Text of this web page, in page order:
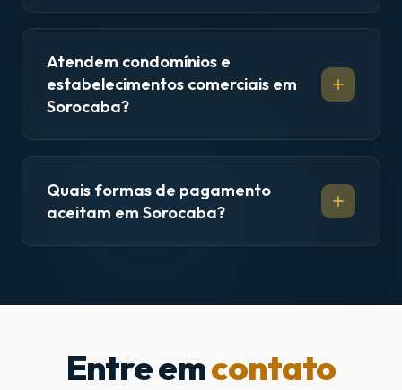
Atendem condomínios e
estabelecimentos comerciais em
Sorocaba?
Quais formas de pagamento
aceitam em Sorocaba?
Entre emcontato